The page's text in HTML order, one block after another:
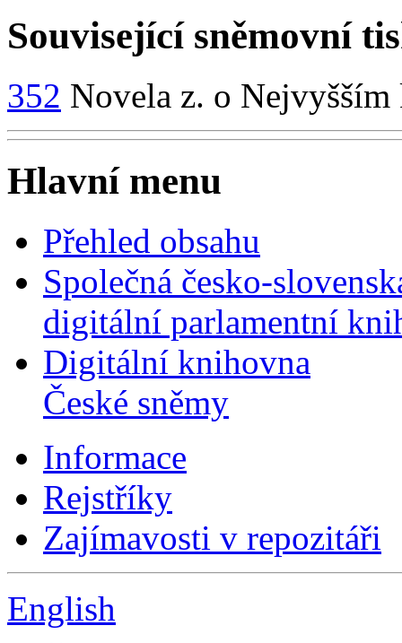
Související sněmovní
352 Novela z. o
Hlavní menu
Přehled obsahu
Společná česko-
digitální parlamentní
Digitální knihovna
České sněmy
Informace
Rejstříky
Zajímavosti v repozitáři
English